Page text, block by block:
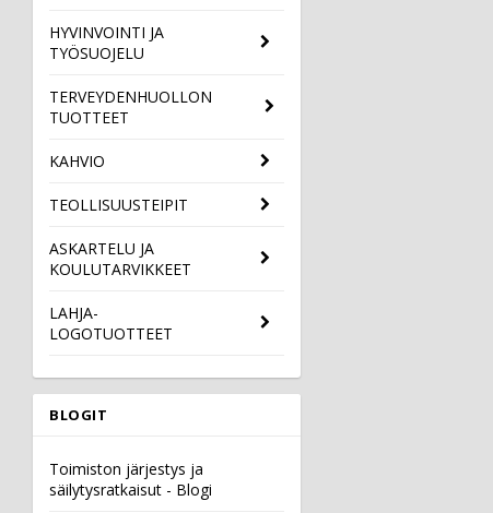
HYVINVOINTI JA
TYÖSUOJELU
TERVEYDENHUOLLON
TUOTTEET
KAHVIO
TEOLLISUUSTEIPIT
ASKARTELU JA
KOULUTARVIKKEET
LAHJA-
LOGOTUOTTEET
BLOGIT
Toimiston järjestys ja
säilytysratkaisut - Blogi